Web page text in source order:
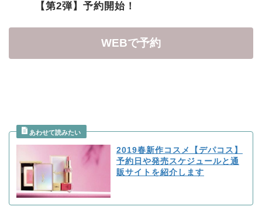
【第2弾】予約開始！
WEBで予約
2019春新作コスメ【デパコス】
予約日や発売スケジュールと通
販サイトを紹介します